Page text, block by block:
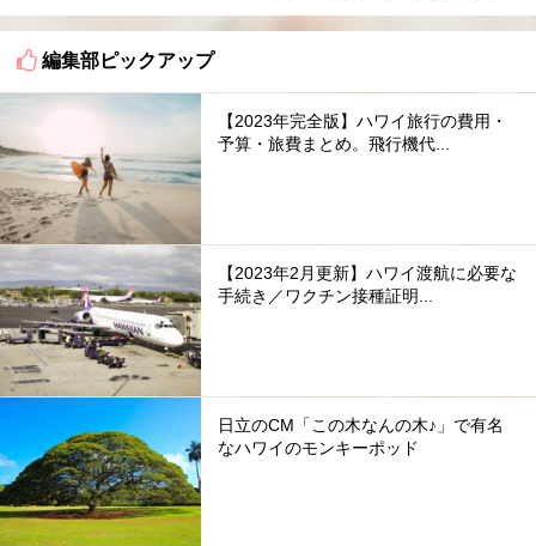
編集部ピックアップ
【2023年完全版】ハワイ旅行の費用・
予算・旅費まとめ。飛行機代...
【2023年2月更新】ハワイ渡航に必要な
手続き／ワクチン接種証明...
日立のCM「この木なんの木♪」で有名
なハワイのモンキーポッド